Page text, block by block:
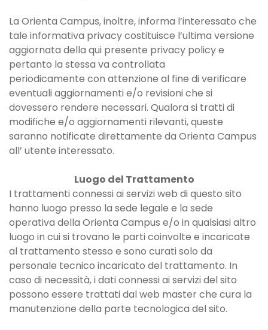
La Orienta Campus, inoltre, informa l’interessato che
tale informativa privacy costituisce l’ultima versione
aggiornata della qui presente privacy policy e
pertanto la stessa va controllata
periodicamente con attenzione al fine di verificare
eventuali aggiornamenti e/o revisioni che si
dovessero rendere necessari. Qualora si tratti di
modifiche e/o aggiornamenti rilevanti, queste
saranno notificate direttamente da Orienta Campus
all’ utente interessato.
Luogo del Trattamento
I trattamenti connessi ai servizi web di questo sito
hanno luogo presso la sede legale e la sede
operativa della Orienta Campus e/o in qualsiasi altro
luogo in cui si trovano le parti coinvolte e incaricate
al trattamento stesso e sono curati solo da
personale tecnico incaricato del trattamento. In
caso di necessità, i dati connessi ai servizi del sito
possono essere trattati dal web master che cura la
manutenzione della parte tecnologica del sito.